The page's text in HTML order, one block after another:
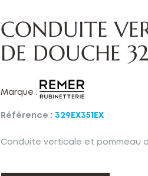
CONDUITE
DE DOUCHE
Marque :
Référence : 329EX351EX
Conduite verticale et pommeau